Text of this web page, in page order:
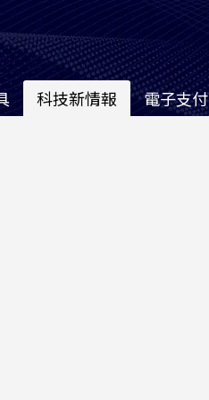
科技新情報 電子支付